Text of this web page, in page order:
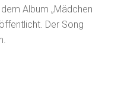
Album „Mädchen
Der Song